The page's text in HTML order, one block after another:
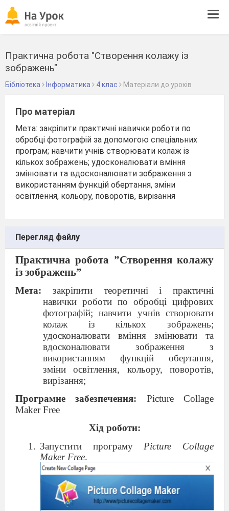
Практична робота "Створення колажу із
зображень"
Бібліотека Інформатика 4 клас Матеріали до уроків
Про матеріал
Мета: закріпити практичні навички роботи по
обробці фотографій за допомогою спеціальних
програм; навчити учнів створювати колаж із
кількох зображень; удосконалювати вміння
змінювати та вдосконалювати зображення з
використанням функцій обертання, зміни
освітлення, кольору, поворотів, вирізання
Перегляд файлу
Практична робота ”Створення колажу
із зображень”
Мета:
закріпити теоретичні і практичні
навички роботи по обробці цифрових
фотографій;навчити учнів створювати
колаж із кількох зображень;
удосконалювати вміння змінювати та
вдосконалювати зображення з
використанням функцій обертання,
зміни освітлення, кольору, поворотів,
вирізання;
Програмне забезпечення: Picture Collage
Maker Free
Хід роботи:
Запустити програму Picture Collage
Maker Free.